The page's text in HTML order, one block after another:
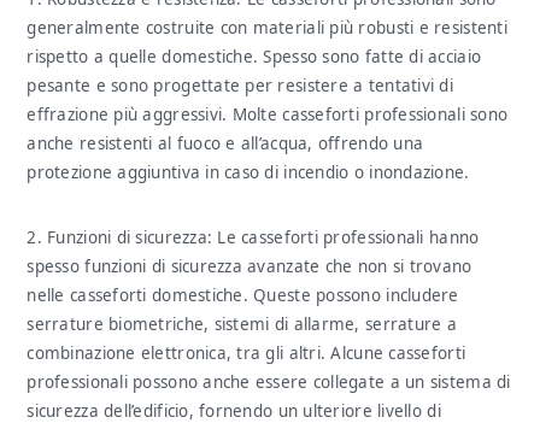
generalmente costruite con materiali più robusti e resistenti
rispetto a quelle domestiche. Spesso sono fatte di acciaio
pesante e sono progettate per resistere a tentativi di
effrazione più aggressivi. Molte casseforti professionali sono
anche resistenti al fuoco e all’acqua, offrendo una
protezione aggiuntiva in caso di incendio o inondazione.
2. Funzioni di sicurezza: Le casseforti professionali hanno
spesso funzioni di sicurezza avanzate che non si trovano
nelle casseforti domestiche. Queste possono includere
serrature biometriche, sistemi di allarme, serrature a
combinazione elettronica, tra gli altri. Alcune casseforti
professionali possono anche essere collegate a un sistema di
sicurezza dell’edificio, fornendo un ulteriore livello di